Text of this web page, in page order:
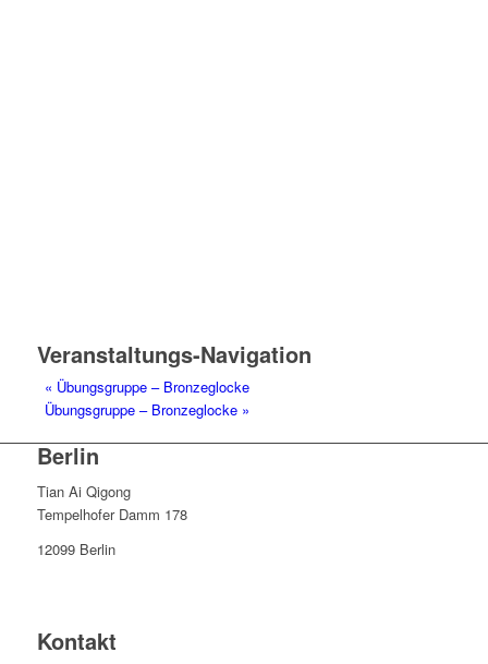
Veranstaltungs-Navigation
« Übungsgruppe – Bronzeglocke
Übungsgruppe – Bronzeglocke »
Berlin
Tian Ai Qigong
Tempelhofer Damm 178
12099 Berlin
Kontakt